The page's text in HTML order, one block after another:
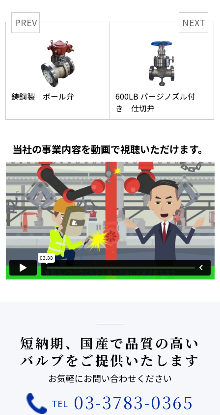
PREV
鋳鋼製 ボール弁
NEXT
600LB パージノズル付
き 仕切弁
当社の事業内容を動画で視聴いただけます。
短納期、国産で品質の高い
バルブをご提供いたします
お気軽にお問い合わせください
TEL 03-3783-0365